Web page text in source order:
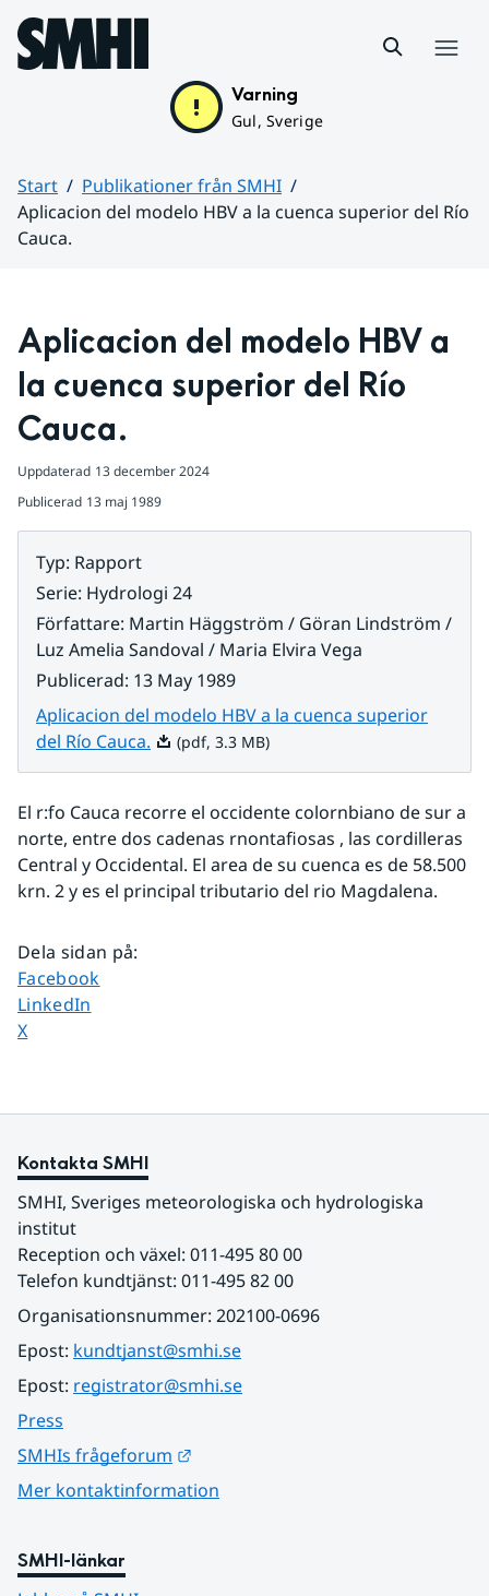
Hoppa till sidans innehåll
Varning
Gul, Sverige
Start
Publikationer från SMHI
Aplicacion del modelo HBV a la cuenca superior del Río
Cauca.
Aplicacion del modelo HBV a
la cuenca superior del Río
Cauca.
Uppdaterad 13 december 2024
Publicerad 13 maj 1989
Typ: Rapport
Serie: Hydrologi 24
Författare: Martin Häggström / Göran Lindström /
Luz Amelia Sandoval / Maria Elvira Vega
Publicerad: 13 May 1989
Aplicacion del modelo HBV a la cuenca superior
del Río Cauca. Pdf, 3.3 MB.
(pdf, 3.3 MB)
El r:fo Cauca recorre el occidente colornbiano de sur a
norte, entre dos cadenas rnontafiosas , las cordilleras
Central y Occidental. El area de su cuenca es de 58.500
krn. 2 y es el principal tributario del rio Magdalena.
Dela sidan på:
Dela sidan på
Facebook
Dela sidan på
LinkedIn
Dela sidan på
X
Kontakta SMHI
SMHI, Sveriges meteorologiska och hydrologiska
institut
Reception och växel: 011-495 80 00
Telefon kundtjänst: 011-495 82 00
Organisationsnummer: 202100-0696
Epost: kundtjanst@smhi.se
Epost: registrator@smhi.se
Press
SMHIs frågeforum
Mer kontaktinformation
SMHI-länkar